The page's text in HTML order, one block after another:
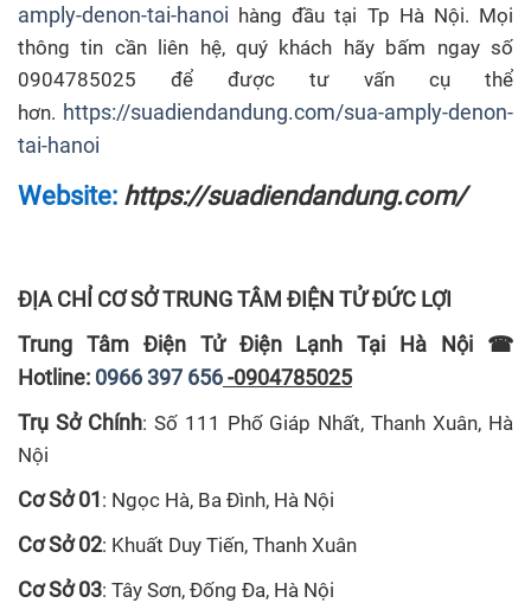
amply-denon-tai-hanoi hàng đầu tại Tp Hà Nội. Mọi
thông tin cần liên hệ, quý khách hãy bấm ngay số
0904785025 để được tư vấn cụ thể
hơn. https://suadiendandung.com/sua-amply-denon-
tai-hanoi
Website: https://suadiendandung.com/
ĐỊA CHỈ CƠ SỞ TRUNG TÂM ĐIỆN TỬ ĐỨC LỢI
Trung Tâm Điện Tử Điện Lạnh Tại Hà Nội ☎
Hotline: 0966 397 656-0904785025
Trụ Sở Chính: Số 111 Phố Giáp Nhất, Thanh Xuân, Hà
Nội
Cơ Sở 01: Ngọc Hà, Ba Đình, Hà Nội
Cơ Sở 02: Khuất Duy Tiến, Thanh Xuân
Cơ Sở 03: Tây Sơn, Đống Đa, Hà Nội